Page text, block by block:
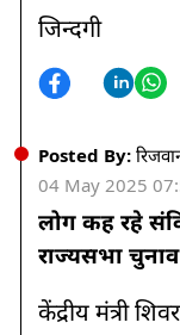
जिन्दगी
Posted By:
04 May 2025
लोग कह रहे
राज्यसभा
केंद्रीय मंत्री